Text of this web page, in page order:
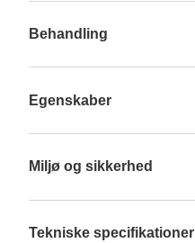
Behandling
Egenskaber
Miljø og sikkerhed
Tekniske specifikationer